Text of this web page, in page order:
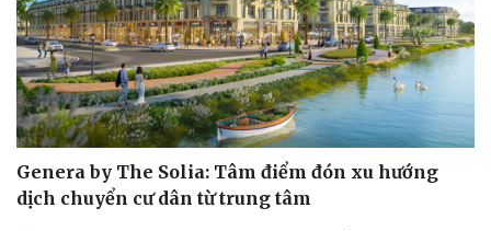
Genera by The Solia: Tâm điểm đón xu hướng
dịch chuyển cư dân từ trung tâm